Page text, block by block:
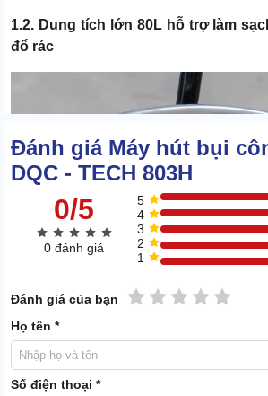
1.2. Dung tích lớn 80L hỗ trợ làm
đổ rác
Đánh giá Máy hút bụi
DQC - TECH 803H
0/5
0 đánh giá
5
4
3
2
1
Đánh giá của bạn 5 sao
4 sao
3 sao
2 sao
1 sao
Họ tên *
Số điện thoại *